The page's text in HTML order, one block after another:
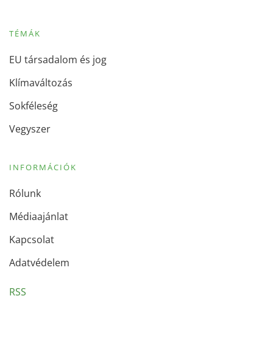
TÉMÁK
EU társadalom és jog
Klímaváltozás
Sokféleség
Vegyszer
INFORMÁCIÓK
Rólunk
Médiaajánlat
Kapcsolat
Adatvédelem
RSS